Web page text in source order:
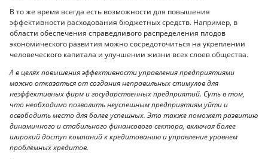
В то же время всегда есть возможности для повышения
эффективности расходования бюджетных средств. Например, в
области обеспечения справедливого распределения плодов
экономического развития можно сосредоточиться на укреплении
человеческого капитала и улучшении жизни всех слоев общества.
А в целях повышения эффективности управления предприятиями
можно отказаться от создания неправильных стимулов для
неэффективных фирм и государственных предприятий. Суть в том,
что необходимо позволить неуспешным предприятиям уйти и
освободить место для более успешных. Это также поможет развитию
динамичного и стабильного финансового сектора, включая более
широкий доступ компаний к кредитованию и управление уровнем
проблемных кредитов.